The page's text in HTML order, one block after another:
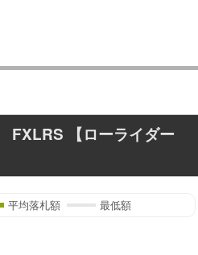
FXLRS 【ローライダー
平均落札額 最低額